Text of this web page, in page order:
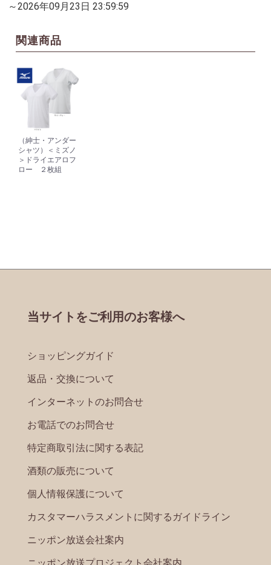
～2026年09月23日 23:59:59
関連商品
（紳士・アンダー
シャツ）＜ミズノ
＞ドライエアロフ
ロー ２枚組
当サイトをご利用のお客様へ
ショッピングガイド
返品・交換について
インターネットのお問合せ
お電話でのお問合せ
特定商取引法に関する表記
酒類の販売について
個人情報保護について
カスタマーハラスメントに関するガイドライン
ニッポン放送会社案内